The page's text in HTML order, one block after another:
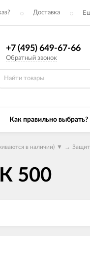
Доставка
+7 (495) 649-67-66
Обратный звонок
Как правильно выбрать?
в наличии) ▼ →
500